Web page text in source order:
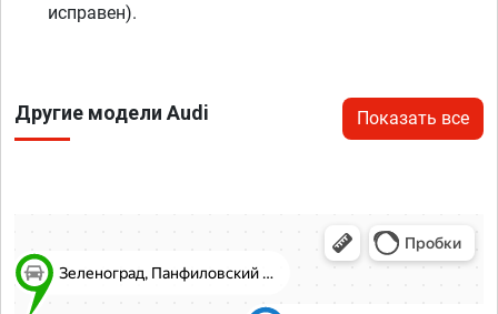
исправен).
Другие модели Audi Показать все